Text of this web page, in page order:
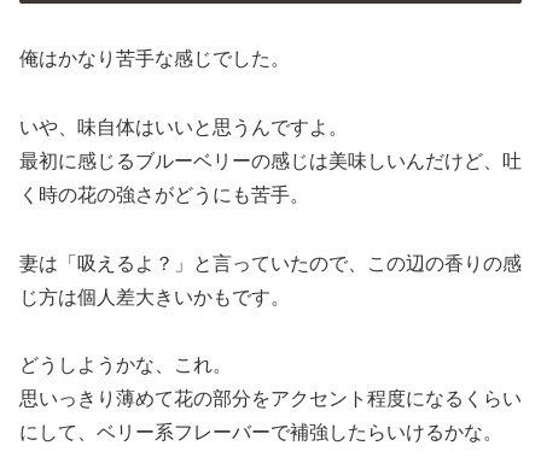
俺はかなり苦手な感じでした。
いや、味自体はいいと思うんですよ。
最初に感じるブルーベリーの感じは美味しいんだけど、吐
く時の花の強さがどうにも苦手。
妻は「吸えるよ？」と言っていたので、この辺の香りの感
じ方は個人差大きいかもです。
どうしようかな、これ。
思いっきり薄めて花の部分をアクセント程度になるくらい
にして、ベリー系フレーバーで補強したらいけるかな。